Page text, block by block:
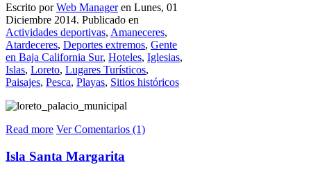
Escrito porWeb Manageren Lunes, 01
Diciembre 2014. Publicado en
Actividades deportivas, Amaneceres,
Atardeceres, Deportes extremos, Gente
en Baja California Sur, Hoteles, Iglesias,
Islas, Loreto, Lugares Turísticos,
Paisajes, Pesca, Playas, Sitios históricos
Read more Ver Comentarios (1)
Isla Santa Margarita